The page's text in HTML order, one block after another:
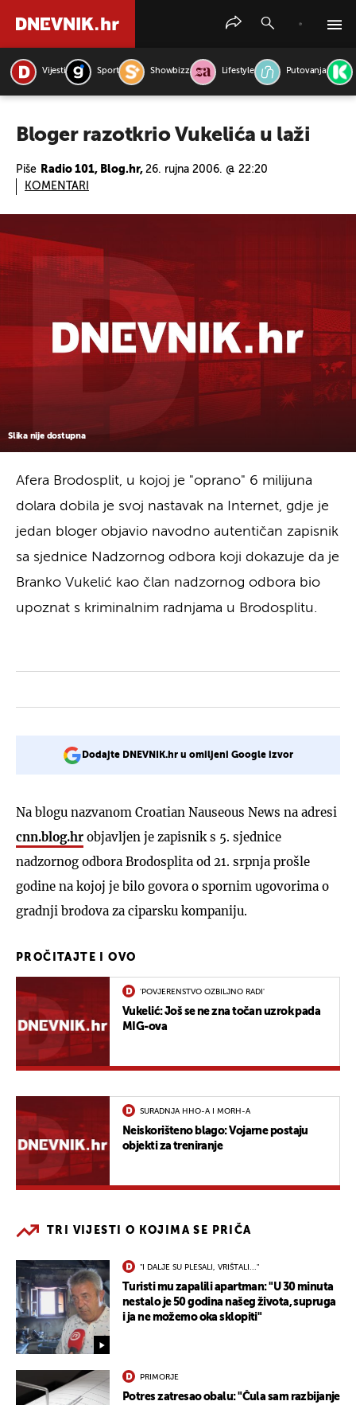
Vijesti Sport Showbizz Lifestyle Putovanja
Bloger razotkrio Vukelića u laži
Piše Radio 101, Blog.hr, 26. rujna 2006. @ 22:20
KOMENTARI
Slika nije dostupna
Afera Brodosplit, u kojoj je "oprano" 6 milijuna
dolara dobila je svoj nastavak na Internet, gdje je
jedan bloger objavio navodno autentičan zapisnik
sa sjednice Nadzornog odbora koji dokazuje da je
Branko Vukelić kao član nadzornog odbora bio
upoznat s kriminalnim radnjama u Brodosplitu.
Dodajte DNEVNIK.hr u omiljeni Google izvor
Na blogu nazvanom Croatian Nauseous News na adresi
cnn.blog.hr objavljen je zapisnik s 5. sjednice
nadzornog odbora Brodosplita od 21. srpnja prošle
godine na kojoj je bilo govora o spornim ugovorima o
gradnji brodova za ciparsku kompaniju.
PROČITAJTE I OVO
'POVJERENSTVO OZBILJNO RADI'
Vukelić: Još se ne zna točan uzrok pada
MIG-ova
SURADNJA HHO-A I MORH-A
Neiskorišteno blago: Vojarne postaju
objekti za treniranje
TRI VIJESTI O KOJIMA SE PRIČA
"I DALJE SU PLESALI, VRIŠTALI..."
Turisti mu zapalili apartman: "U 30 minuta
nestalo je 50 godina našeg života, supruga
i ja ne možemo oka sklopiti"
PRIMORJE
Potres zatresao obalu: "Čula sam razbijanje
PRETRAŽITE VIJESTI